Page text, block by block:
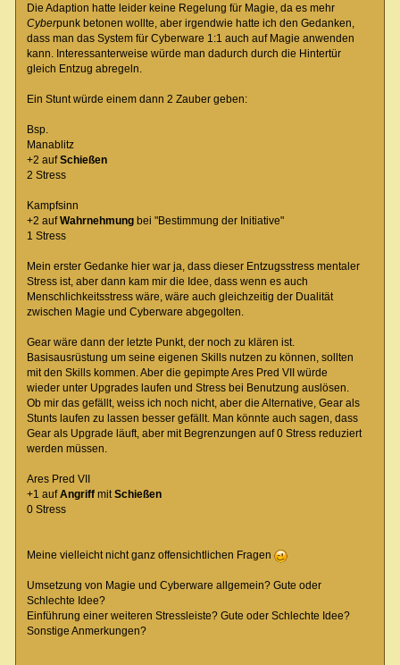
Die Adaption hatte leider keine Regelung für Magie, da es mehr
Cyberpunk betonen wollte, aber irgendwie hatte ich den Gedanken,
dass man das System für Cyberware 1:1 auch auf Magie anwenden
kann. Interessanterweise würde man dadurch durch die Hintertür
gleich Entzug abregeln.
Ein Stunt würde einem dann 2 Zauber geben:
Bsp.
Manablitz
+2 aufSchießen
2 Stress
Kampfsinn
+2 aufWahrnehmungbei "Bestimmung der Initiative"
1 Stress
Mein erster Gedanke hier war ja, dass dieser Entzugsstress mentaler
Stress ist, aber dann kam mir die Idee, dass wenn es auch
Menschlichkeitsstress wäre, wäre auch gleichzeitig der Dualität
zwischen Magie und Cyberware abgegolten.
Gear wäre dann der letzte Punkt, der noch zu klären ist.
Basisausrüstung um seine eigenen Skills nutzen zu können, sollten
mit den Skills kommen. Aber die gepimpte Ares Pred VII würde
wieder unter Upgrades laufen und Stress bei Benutzung auslösen.
Ob mir das gefällt, weiss ich noch nicht, aber die Alternative, Gear als
Stunts laufen zu lassen besser gefällt. Man könnte auch sagen, dass
Gear als Upgrade läuft, aber mit Begrenzungen auf 0 Stress reduziert
werden müssen.
Ares Pred VII
+1 aufAngriffmitSchießen
0 Stress
Meine vielleicht nicht ganz offensichtlichen Fragen
Umsetzung von Magie und Cyberware allgemein? Gute oder
Schlechte Idee?
Einführung einer weiteren Stressleiste? Gute oder Schlechte Idee?
Sonstige Anmerkungen?